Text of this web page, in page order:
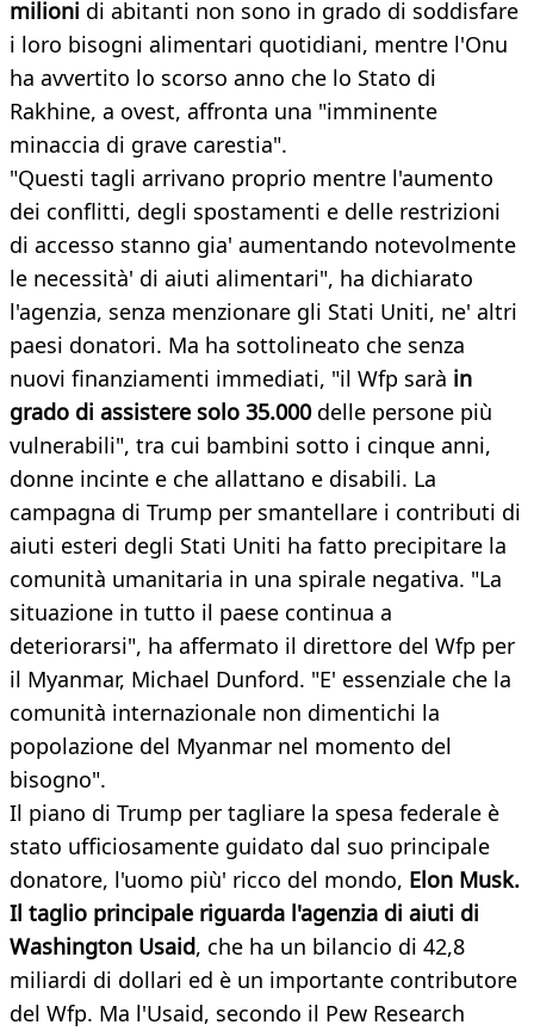
milioni di abitanti non sono in grado di soddisfare
i loro bisogni alimentari quotidiani, mentre l'Onu
ha avvertito lo scorso anno che lo Stato di
Rakhine, a ovest, affronta una "imminente
minaccia di grave carestia".
"Questi tagli arrivano proprio mentre l'aumento
dei conflitti, degli spostamenti e delle restrizioni
di accesso stanno gia' aumentando notevolmente
le necessità' di aiuti alimentari", ha dichiarato
l'agenzia, senza menzionare gli Stati Uniti, ne' altri
paesi donatori. Ma ha sottolineato che senza
nuovi finanziamenti immediati, "il Wfp sarà in
grado di assistere solo 35.000 delle persone più
vulnerabili", tra cui bambini sotto i cinque anni,
donne incinte e che allattano e disabili. La
campagna di Trump per smantellare i contributi di
aiuti esteri degli Stati Uniti ha fatto precipitare la
comunità umanitaria in una spirale negativa. "La
situazione in tutto il paese continua a
deteriorarsi", ha affermato il direttore del Wfp per
il Myanmar, Michael Dunford. "E' essenziale che la
comunità internazionale non dimentichi la
popolazione del Myanmar nel momento del
bisogno".
Il piano di Trump per tagliare la spesa federale è
stato ufficiosamente guidato dal suo principale
donatore, l'uomo più' ricco del mondo, Elon Musk.
Il taglio principale riguarda l'agenzia di aiuti di
Washington Usaid, che ha un bilancio di 42,8
miliardi di dollari ed è un importante contributore
del Wfp. Ma l'Usaid, secondo il Pew Research